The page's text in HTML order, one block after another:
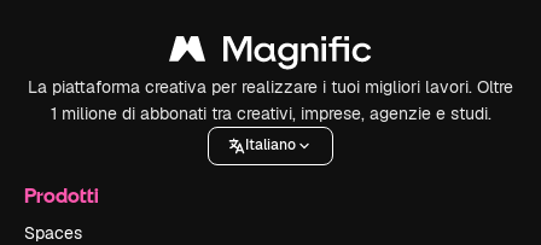
La piattaforma creativa per realizzare i tuoi migliori lavori. Oltre
1 milione di abbonati tra creativi, imprese, agenzie e studi.
Italiano
Prodotti
Spaces